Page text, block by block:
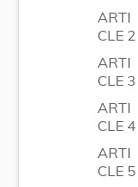
ARTI
CLE 2
ARTI
CLE 3
ARTI
CLE 4
ARTI
CLE 5